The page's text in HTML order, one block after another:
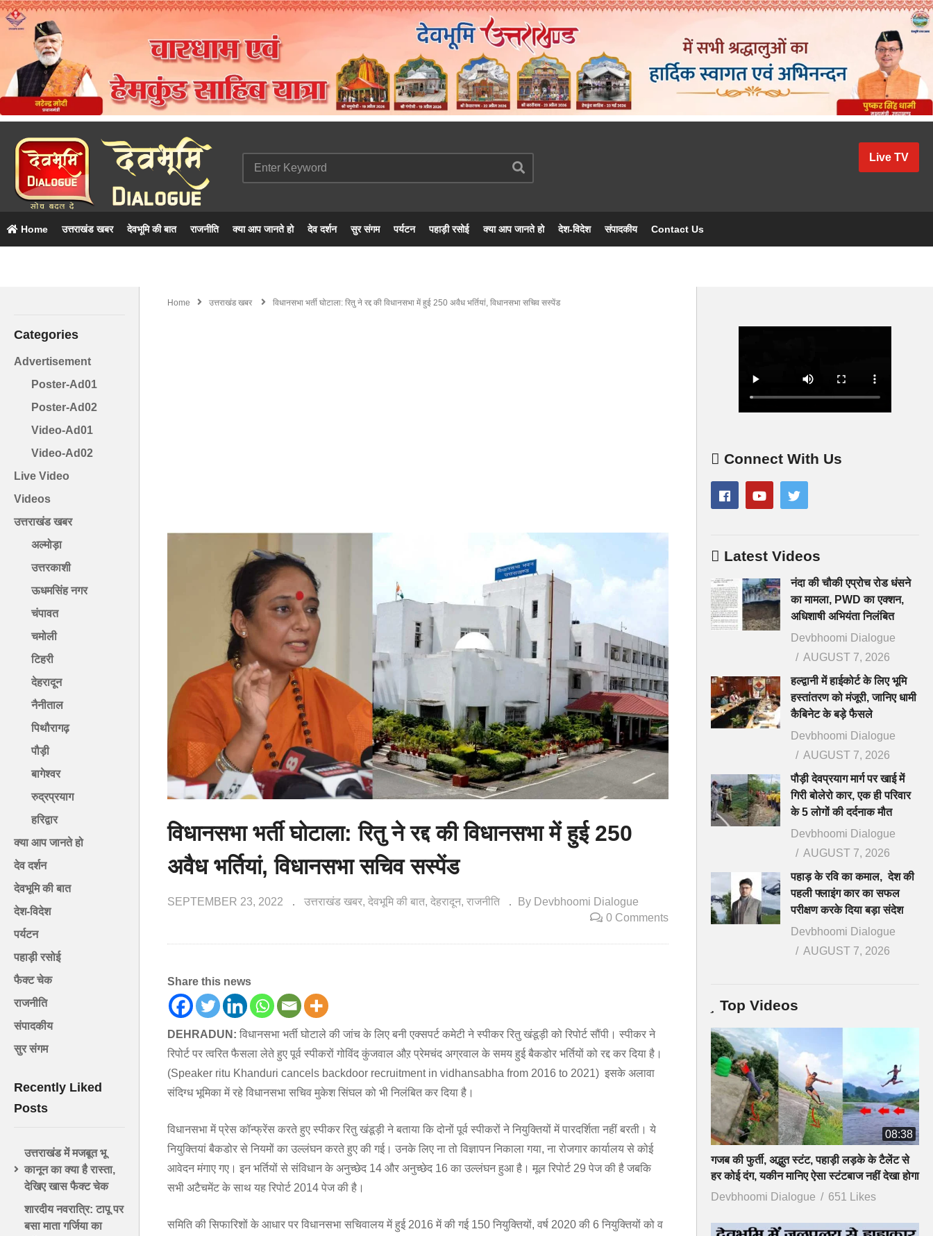
Live TV
Home उत्तराखंड खबर देवभूमि की बात राजनीति क्या आप जानते हो देव दर्शन सुर संगम पर्यटन पहाड़ी रसोई क्या आप जानते हो देश-विदेश संपादकीय Contact Us
Categories
Advertisement
Poster-Ad01
Poster-Ad02
Video-Ad01
Video-Ad02
Live Video
Videos
उत्तराखंड खबर
अल्मोड़ा
उत्तरकाशी
ऊधमसिंह नगर
चंपावत
चमोली
टिहरी
देहरादून
नैनीताल
पिथौरागढ़
पौड़ी
बागेश्वर
रुद्रप्रयाग
हरिद्वार
क्या आप जानते हो
देव दर्शन
देवभूमि की बात
देश-विदेश
पर्यटन
पहाड़ी रसोई
फैक्ट चेक
राजनीति
संपादकीय
सुर संगम
Recently Liked
Posts
उत्तराखंड में मजबूत भू
कानून का क्या है रास्ता,
देखिए खास फैक्ट चेक
शारदीय नवरात्रि: टापू पर
बसा माता गर्जिया का
Home उत्तराखंड खबर विधानसभा भर्ती घोटाला: रितु ने रद्द की विधानसभा में हुई 250 अवैध भर्तियां, विधानसभा सचिव सस्पेंड
विधानसभा भर्ती घोटाला: रितु ने रद्द की विधानसभा में हुई 250
अवैध भर्तियां, विधानसभा सचिव सस्पेंड
SEPTEMBER 23, 2022 उत्तराखंड खबर देवभूमि की बात देहरादून राजनीति
By Devbhoomi Dialogue
0 Comments
Share this news
DEHRADUN: विधानसभा भर्ती घोटाले की जांच के लिए बनी एक्सपर्ट कमेटी ने स्पीकर रितु खंडूड़ी को रिपोर्ट सौंपी। स्पीकर ने
रिपोर्ट पर त्वरित फैसला लेते हुए पूर्व स्पीकरों गोविंद कुंजवाल औऱ प्रेमचंद अग्रवाल के समय हुई बैकडोर भर्तियों को रद्द कर दिया है।
(Speaker ritu Khanduri cancels backdoor recruitment in vidhansabha from 2016 to 2021) इसके अलावा
संदिग्ध भूमिका में रहे विधानसभा सचिव मुकेश सिंघल को भी निलंबित कर दिया है।
विधानसभा में प्रेस कॉन्फ्रेंस करते हुए स्पीकर रितु खंडूड़ी ने बताया कि दोनों पूर्व स्पीकरों ने नियुक्तियों में पारदर्शिता नहीं बरती। ये
नियुक्तियां बैकडोर से नियमों का उल्लंघन करते हुए की गई। उनके लिए ना तो विज्ञापन निकाला गया, ना रोजगार कार्यालय से कोई
आवेदन मंगाए गए। इन भर्तियों से संविधान के अनुच्छेद 14 और अनुच्छेद 16 का उल्लंघन हुआ है। मूल रिपोर्ट 29 पेज की है जबकि
सभी अटैचमेंट के साथ यह रिपोर्ट 2014 पेज की है।
समिति की सिफारिशों के आधार पर विधानसभा सचिवालय में हुई 2016 में की गई 150 नियुक्तियों, वर्ष 2020 की 6 नियुक्तियों को व
Connect With Us
Latest Videos
नंदा की चौकी एप्रोच रोड धंसने
का मामला, PWD का एक्शन,
अधिशाषी अभियंता निलंबित
Devbhoomi Dialogue
AUGUST 7, 2026
हल्द्वानी में हाईकोर्ट के लिए भूमि
हस्तांतरण को मंजूरी, जानिए धामी
कैबिनेट के बड़े फैसले
Devbhoomi Dialogue
AUGUST 7, 2026
पौड़ी देवप्रयाग मार्ग पर खाई में
गिरी बोलेरो कार, एक ही परिवार
के 5 लोगों की दर्दनाक मौत
Devbhoomi Dialogue
AUGUST 7, 2026
पहाड़ के रवि का कमाल, देश की
पहली फ्लाइंग कार का सफल
परीक्षण करके दिया बड़ा संदेश
Devbhoomi Dialogue
AUGUST 7, 2026
Top Videos
08:38
गजब की फुर्ती, अद्भुत स्टंट, पहाड़ी लड़के के टैलेंट से
हर कोई दंग, यकीन मानिए ऐसा स्टंटबाज नहीं देखा होगा
Devbhoomi Dialogue
651 Likes